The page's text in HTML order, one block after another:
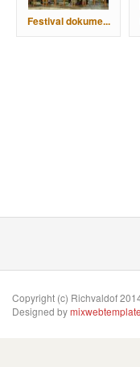
Festival dokume...
Copyright (c) Richvaldof
Designed by